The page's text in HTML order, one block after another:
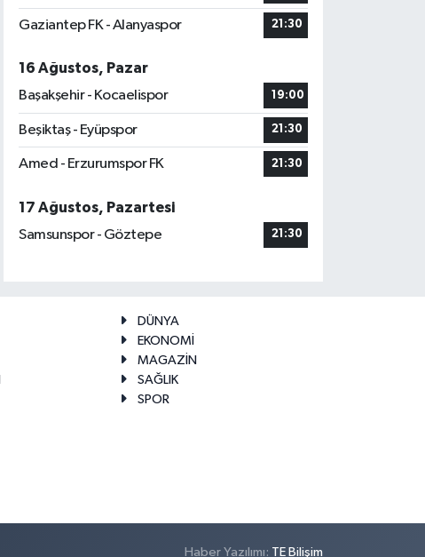
Gaziantep FK - Alanyaspor 21:30
16 Ağustos, Pazar
Başakşehir - Kocaelispor
19:00
Beşiktaş - Eyüpspor 21:30
Amed - Erzurumspor FK 21:30
17 Ağustos, Pazartesi
Samsunspor - Göztepe
21:30
DÜNYA
EKONOMİ
MAGAZİN
SAĞLIK
SPOR
Haber Yazılımı: TE Bilişim